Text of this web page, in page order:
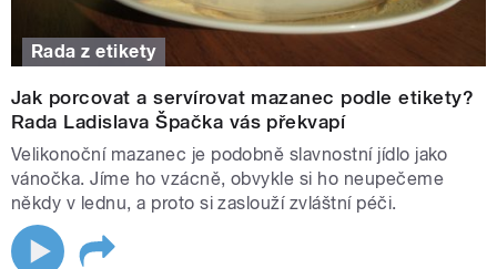
Rada z etikety
Jak porcovat a servírovat mazanec podle etikety?
Rada Ladislava Špačka vás překvapí
Velikonoční mazanec je podobně slavnostní jídlo jako
vánočka. Jíme ho vzácně, obvykle si ho neupečeme
někdy v lednu, a proto si zaslouží zvláštní péči.